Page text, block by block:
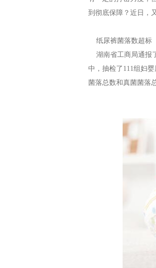
到彻底保障？近日，
纸尿裤菌落数超标
湖南省工商局通报
中，抽检了111组妇
菌落总数和真菌菌落